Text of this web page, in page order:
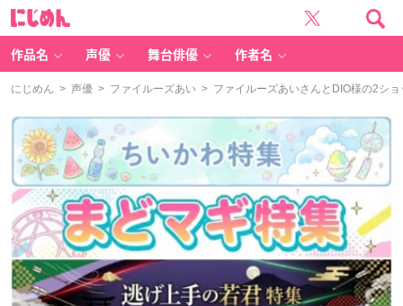
作品名 声優 舞台俳優 作者名
にじめん > 声優 > ファイルーズあい > ファイルーズあいさんとDIO様の2シ